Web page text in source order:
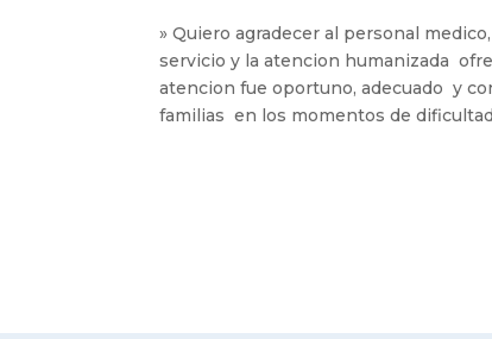
» Quiero agradecer al personal
servicio y la atencion humanizada
atencion fue oportuno, adecuado y
familias en los momentos de